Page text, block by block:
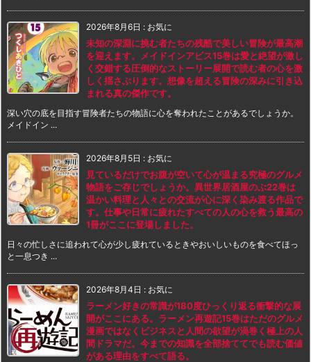
2026年8月6日 : お気に
未知の深淵に挑む者たちの残酷で美しい冒険が最高潮
を迎えます。メイドインアビス15巻は愛と絶望が激し
く交錯する圧倒的なストーリー展開で読む者の心を激
しく揺さぶります。想像を超える冒険の深みに引き込
まれる真の傑作です。
深い穴の底を目指す冒険者たちの物語に心を奪われたことがあるでしょうか。
メイドイン ...
2026年8月5日 : お気に
見ているだけでお腹が空いて心が温まる究極のグルメ
物語をご存じでしょうか。異世界居酒屋のぶ22巻は
温かい料理と人々との交流が心に深く染み渡る作品で
す。仕事や日常に疲れたすべての人の心を救う最高の
1冊がここに登場しました。
日々の忙しさに追われて心が少し疲れているときやおいしいものを食べてほっ
と一息つき ...
2026年8月4日 : お気に
ラーメン好きの常識が180度ひっくり返る衝撃的な展
開がここにある。ラーメン再遊記15巻はただのグルメ
漫画ではなくビジネスと人間の欲望が渦巻く極上の人
間ドラマだ。今までの知識を全部捨ててでも読む価値
がある理由をすべて語る。